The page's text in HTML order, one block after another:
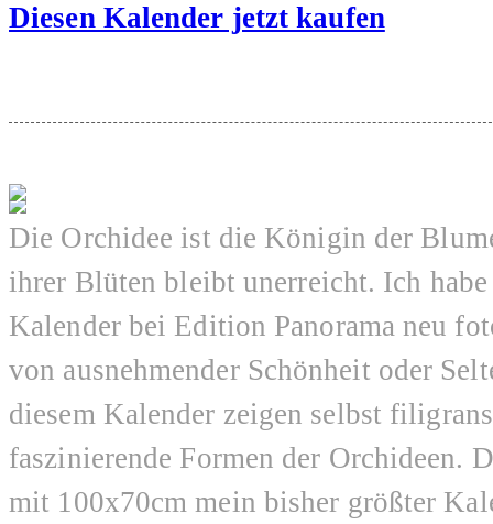
Diesen Kalender jetzt kaufen
Die Orchidee ist die Königin der
ihrer Blüten bleibt unerreicht. Ich
Kalender bei Edition Panorama neu
von ausnehmender Schönheit oder
diesem Kalender zeigen selbst
faszinierende Formen der Orchideen.
mit 100x70cm mein bisher größter